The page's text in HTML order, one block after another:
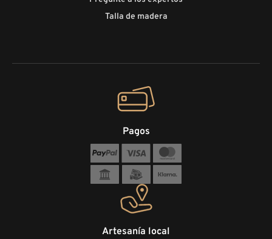
Talla de madera
Artesanía local
Pagos